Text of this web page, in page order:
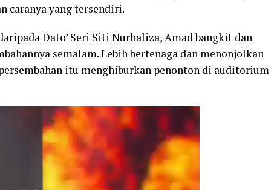
caranya yang tersendiri.
Dato’ Seri Siti Nurhaliza, Amad bangkit dan
semalam. Lebih bertenaga dan menonjolkan
itu menghiburkan penonton di auditorium